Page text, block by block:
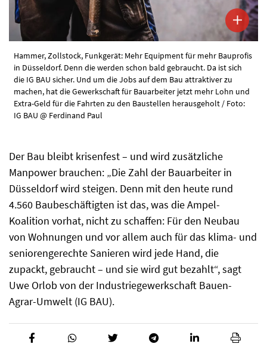
Hammer, Zollstock, Funkgerät: Mehr Equipment für mehr Bauprofis
in Düsseldorf. Denn die werden schon bald gebraucht. Da ist sich
die IG BAU sicher. Und um die Jobs auf dem Bau attraktiver zu
machen, hat die Gewerkschaft für Bauarbeiter jetzt mehr Lohn und
Extra-Geld für die Fahrten zu den Baustellen herausgeholt / Foto:
IG BAU @ Ferdinand Paul
Der Bau bleibt krisenfest – und wird zusätzliche
Manpower brauchen: „Die Zahl der Bauarbeiter in
Düsseldorf wird steigen. Denn mit den heute rund
4.560 Baubeschäftigten ist das, was die Ampel-
Koalition vorhat, nicht zu schaffen: Für den Neubau
von Wohnungen und vor allem auch für das klima- und
seniorengerechte Sanieren wird jede Hand, die
zupackt, gebraucht – und sie wird gut bezahlt“, sagt
Uwe Orlob von der Industriegewerkschaft Bauen-
Agrar-Umwelt (IG BAU).